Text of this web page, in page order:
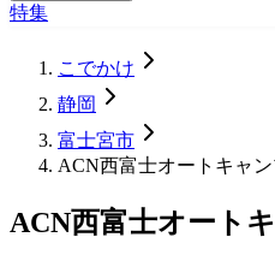
特集
こでかけ
静岡
富士宮市
ACN西富士オートキャ
ACN西富士オート